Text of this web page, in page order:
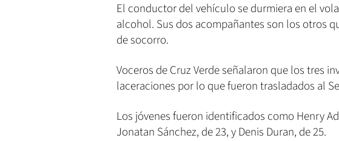
El conductor del vehículo se durmiera en el
alcohol. Sus dos acompañantes son los otros
de socorro.
Voceros de Cruz Verde señalaron que los tres
laceraciones por lo que fueron trasladados al
Los jóvenes fueron identificados como Henry
Jonatan Sánchez, de 23, y Denis Duran, de 25.